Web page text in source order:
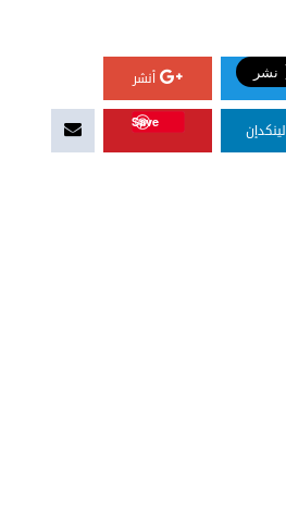
أنشر
لينكدإن
Save